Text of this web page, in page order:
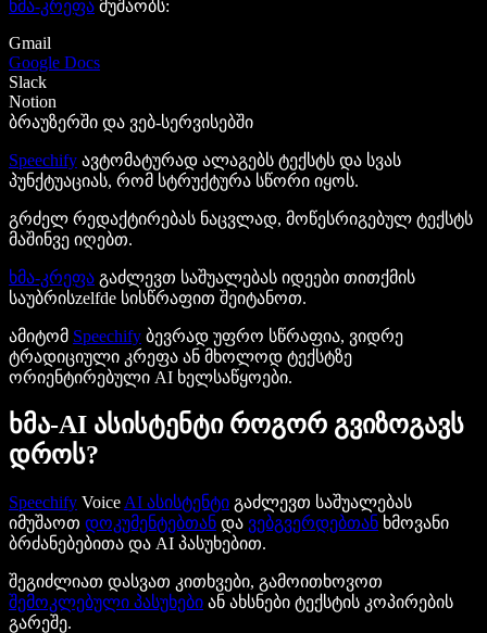
ხმა-კრეფა მუშაობს:
Gmail
Google Docs
Slack
Notion
ბრაუზერში და ვებ-სერვისებში
Speechify ავტომატურად ალაგებს ტექსტს და სვას
პუნქტუაციას, რომ სტრუქტურა სწორი იყოს.
გრძელ რედაქტირებას ნაცვლად, მოწესრიგებულ ტექსტს
მაშინვე იღებთ.
ხმა-კრეფა გაძლევთ საშუალებას იდეები თითქმის
საუბრისzelfde სისწრაფით შეიტანოთ.
ამიტომ Speechify ბევრად უფრო სწრაფია, ვიდრე
ტრადიციული კრეფა ან მხოლოდ ტექსტზე
ორიენტირებული AI ხელსაწყოები.
ხმა-AI ასისტენტი როგორ გვიზოგავს
დროს?
Speechify Voice AI ასისტენტი გაძლევთ საშუალებას
იმუშაოთ დოკუმენტებთან და ვებგვერდებთან ხმოვანი
ბრძანებებითა და AI პასუხებით.
შეგიძლიათ დასვათ კითხვები, გამოითხოვოთ
შემოკლებული პასუხები ან ახსნები ტექსტის კოპირების
გარეშე.